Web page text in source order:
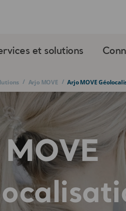
et solutions
/ Arjo MOVE / Arjo MOVE